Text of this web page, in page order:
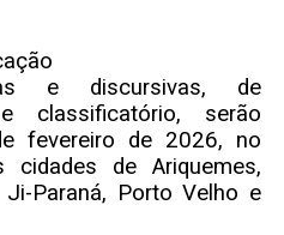
e discursivas, de
classificatório, serão
fevereiro de 2026, no
cidades de Ariquemes,
Ji-Paraná, Porto Velho e